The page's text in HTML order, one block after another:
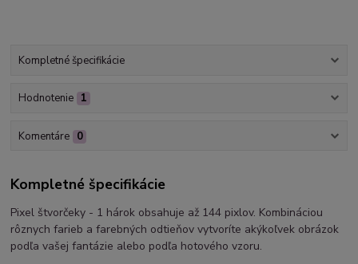
Kompletné špecifikácie
Hodnotenie 1
Komentáre 0
Kompletné špecifikácie
Pixel štvorčeky - 1 hárok obsahuje až 144 pixlov. Kombináciou
rôznych farieb a farebných odtieňov vytvoríte akýkoľvek obrázok
podľa vašej fantázie alebo podľa hotového vzoru.